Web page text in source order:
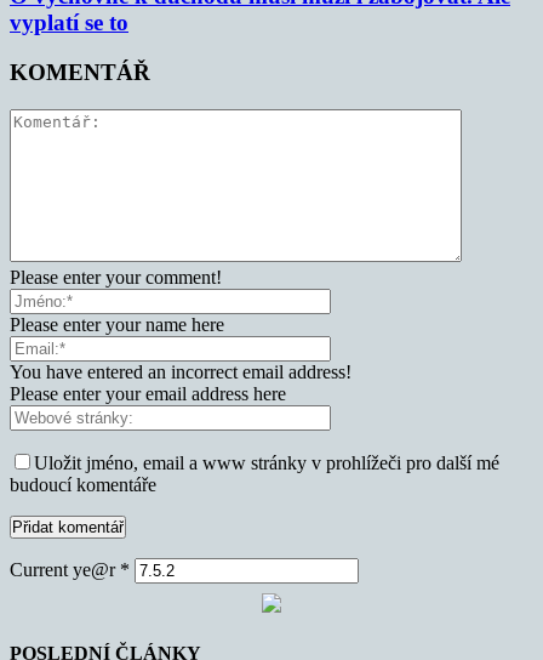
vyplatí se to
KOMENTÁŘ
Please enter your comment!
Please enter your name here
You have entered an incorrect email address!
Please enter your email address here
Uložit jméno, email a www stránky v prohlížeči pro další mé
budoucí komentáře
Current ye@r *
POSLEDNÍ ČLÁNKY